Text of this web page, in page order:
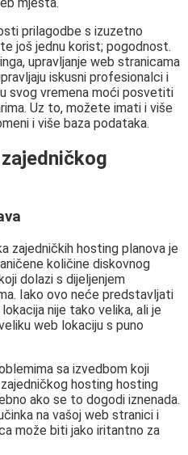
prilagodbe s izuzetno
još jednu korist; pogodnost.
upravljanje web stranicama
iskusni profesionalci i
svog vremena moći posvetiti
Uz to, možete imati i više
i više baza podataka.
zajedničkih hosting planova je
količine diskovnog
dolazi s dijeljenjem
Iako ovo neće predstavljati
nije tako velika, ali je
web lokaciju s puno
sa izvedbom koji
hosting hosting
ako se to dogodi iznenada.
na vašoj web stranici i
može biti jako iritantno za